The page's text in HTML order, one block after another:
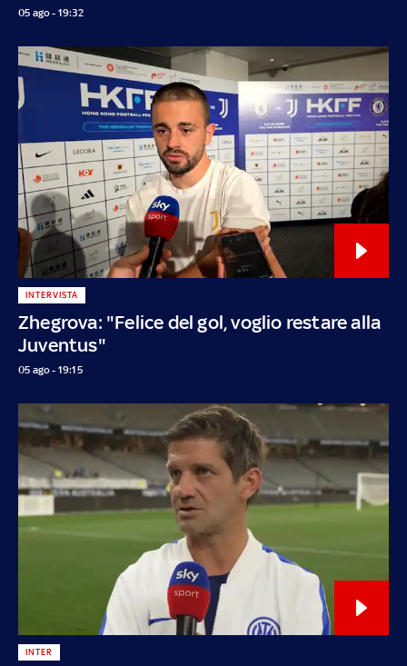
05 ago - 19:32
Zhegrova: "Felice del gol, voglio restare alla
Juventus"
INTERVISTA
05 ago - 19:15
INTER